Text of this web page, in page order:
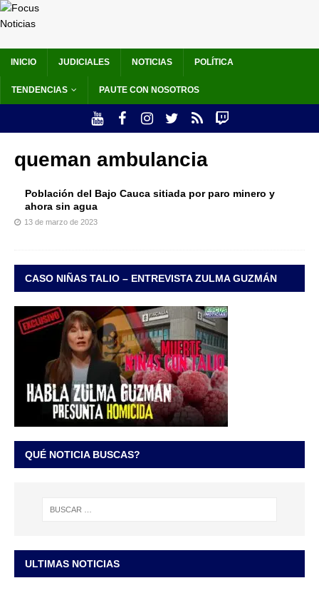
INICIO JUDICIALES NOTICIAS POLÍTICA
TENDENCIAS PAUTE CON NOSOTROS
queman ambulancia
Población del Bajo Cauca sitiada por paro minero y
ahora sin agua
13 de marzo de 2023
CASO NIÑAS TALIO – ENTREVISTA ZULMA GUZMÁN
QUÉ NOTICIA BUSCAS?
ULTIMAS NOTICIAS